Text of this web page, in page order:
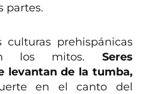
partes.
culturas prehispánicas
los mitos. Seres
levantan de la tumba,
en el canto del